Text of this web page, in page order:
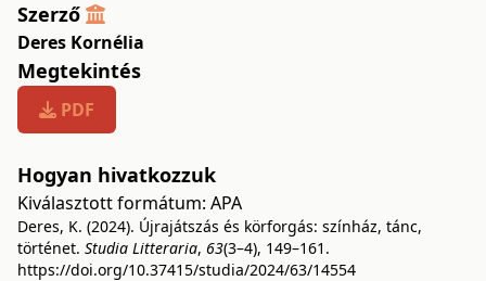
Szerző
Deres Kornélia
Megtekintés
PDF
Hogyan hivatkozzuk
Kiválasztott formátum: APA
Deres, K. (2024). Újrajátszás és körforgás: színház, tánc,
történet. Studia Litteraria, 63(3–4), 149–161.
https://doi.org/10.37415/studia/2024/63/14554